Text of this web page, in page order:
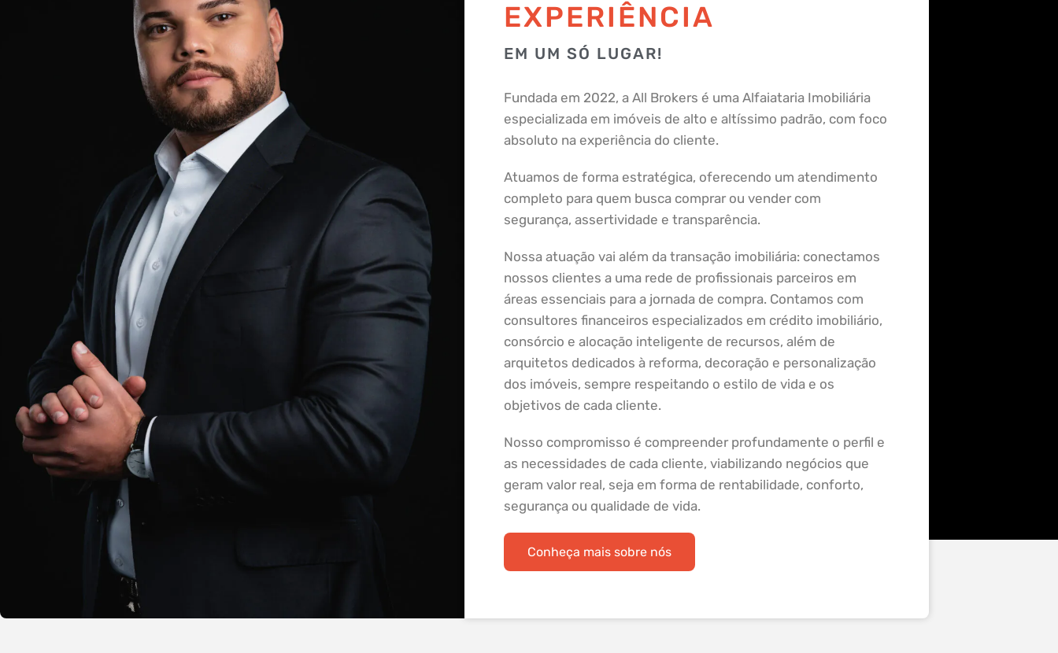
EXPERIÊNCIA
EM UM SÓ LUGAR!
Fundada em 2022, a All Brokers é uma Alfaiataria Imobiliária
especializada em imóveis de alto e altíssimo padrão, com foco
absoluto na experiência do cliente.
Atuamos de forma estratégica, oferecendo um atendimento
completo para quem busca comprar ou vender com
segurança, assertividade e transparência.
Nossa atuação vai além da transação imobiliária: conectamos
nossos clientes a uma rede de profissionais parceiros em
áreas essenciais para a jornada de compra. Contamos com
consultores financeiros especializados em crédito imobiliário,
consórcio e alocação inteligente de recursos, além de
arquitetos dedicados à reforma, decoração e personalização
dos imóveis, sempre respeitando o estilo de vida e os
objetivos de cada cliente.
Nosso compromisso é compreender profundamente o perfil e
as necessidades de cada cliente, viabilizando negócios que
geram valor real, seja em forma de rentabilidade, conforto,
segurança ou qualidade de vida.
Conheça mais sobre nós